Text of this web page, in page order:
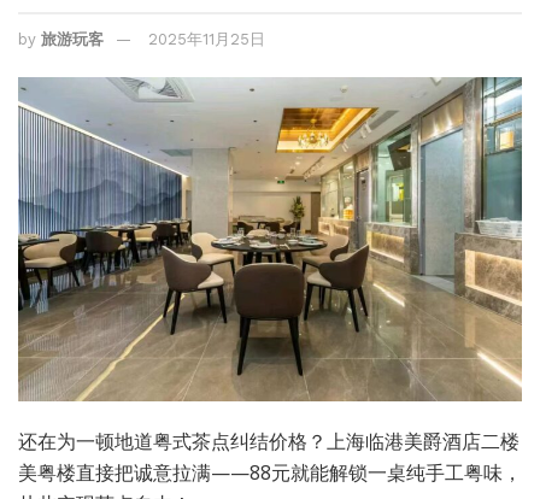
by 旅游玩客 2025年11月25日
还在为一顿地道粤式茶点纠结价格？上海临港美爵酒店二楼
美粤楼直接把诚意拉满——88元就能解锁一桌纯手工粤味，